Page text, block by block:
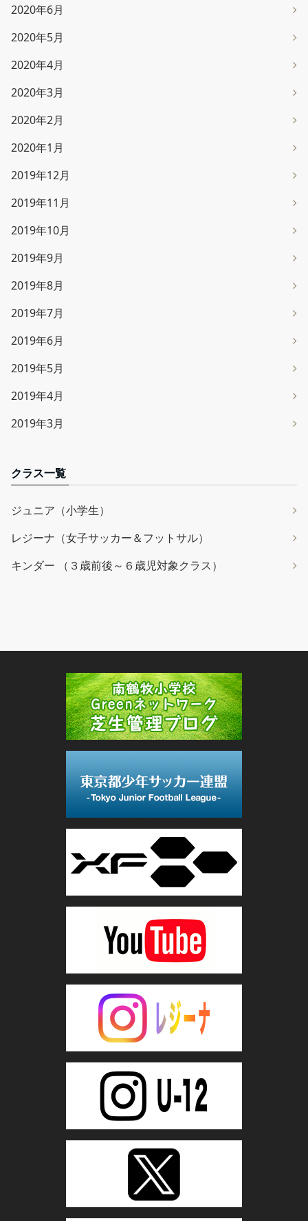
2020年6月
2020年5月
2020年4月
2020年3月
2020年2月
2020年1月
2019年12月
2019年11月
2019年10月
2019年9月
2019年8月
2019年7月
2019年6月
2019年5月
2019年4月
2019年3月
クラス一覧
ジュニア（小学生）
レジーナ（女子サッカー＆フットサル）
キンダー （３歳前後～６歳児対象クラス）